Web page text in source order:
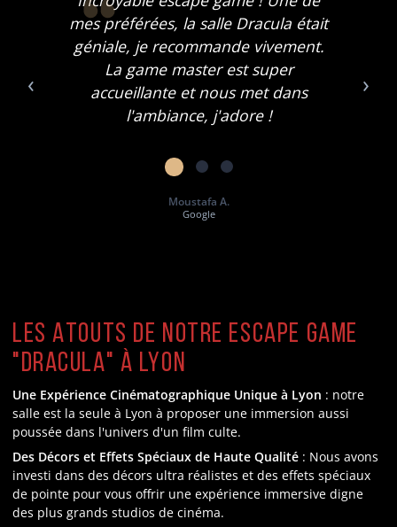
‹
mes préférées, la salle Dracula était
géniale, je recommande vivement.
La game master est super
accueillante et nous met dans
l'ambiance, j'adore !
Moustafa A.
Google
›
Les Atouts de Notre Escape Game
"Dracula" à Lyon
Une Expérience Cinématographique Unique à Lyon : notre
salle est la seule à Lyon à proposer une immersion aussi
poussée dans l'univers d'un film culte.
Des Décors et Effets Spéciaux de Haute Qualité : Nous avons
investi dans des décors ultra réalistes et des effets spéciaux
de pointe pour vous offrir une expérience immersive digne
des plus grands studios de cinéma.